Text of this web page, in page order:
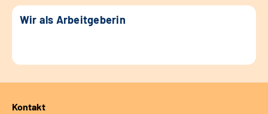
Wir als Arbeitgeberin
Kontakt